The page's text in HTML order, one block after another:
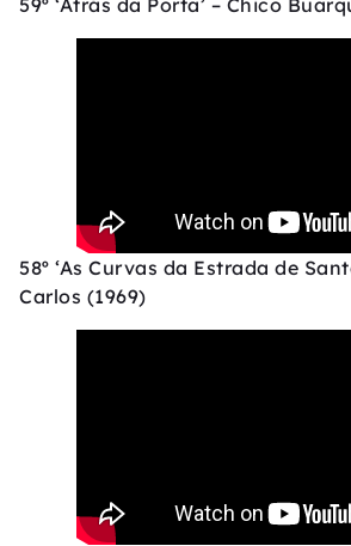
59º ‘Atrás da Porta’ – Chico
58º ‘As Curvas da Estrada de
Carlos (1969)